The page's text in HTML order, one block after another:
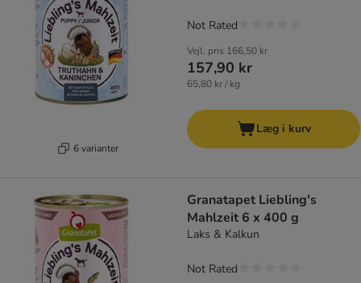
6 varianter
Vejl. pris 166,50 kr
157,90 kr
65,80 kr / kg
Not Rated
Læg i kurv
Granatapet Liebling's
Mahlzeit 6 x 400 g
Laks & Kalkun
Not Rated